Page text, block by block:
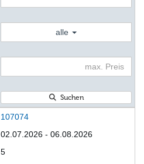
alle
Suchen
107074
02.07.2026 - 06.08.2026
5